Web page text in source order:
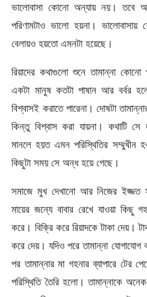
ভালোবাসা কোনো অন্যায় নয়। তবে
পরিণামটাও ভালো হয়না।
বেলায়ও হয়তো এমনটা হয়েছে।
রিয়াদের কথাগুলো শুনে তামান্না কোনো
একটা মানুষ কতটা পাষান আর বর্বর
বিশ্বাসই করাতে পারেনা। দোষটা
কিন্তু বিশ্বাস করা যায়না। কথাটি সে
মানলে হয়ত এমন পরিস্থিতির সম্মুখীন
কিছুটা সময় সে অন্ধ হয়ে গেছে।
সমাজে মুখ দেখানো আর নিজের ইজ্জত
মায়ের জন্যে বাবার রেখে যাওয়া
করে। বিক্রি করে রিয়াদকে টাকা দেয়।
করে দেয়। যদিও পরে তামান্না যোগাযোগ
পর তামান্নার মা গহনার ব্যাপারে টের
পরিস্থিতি তৈরি হলো। তামান্নাকে